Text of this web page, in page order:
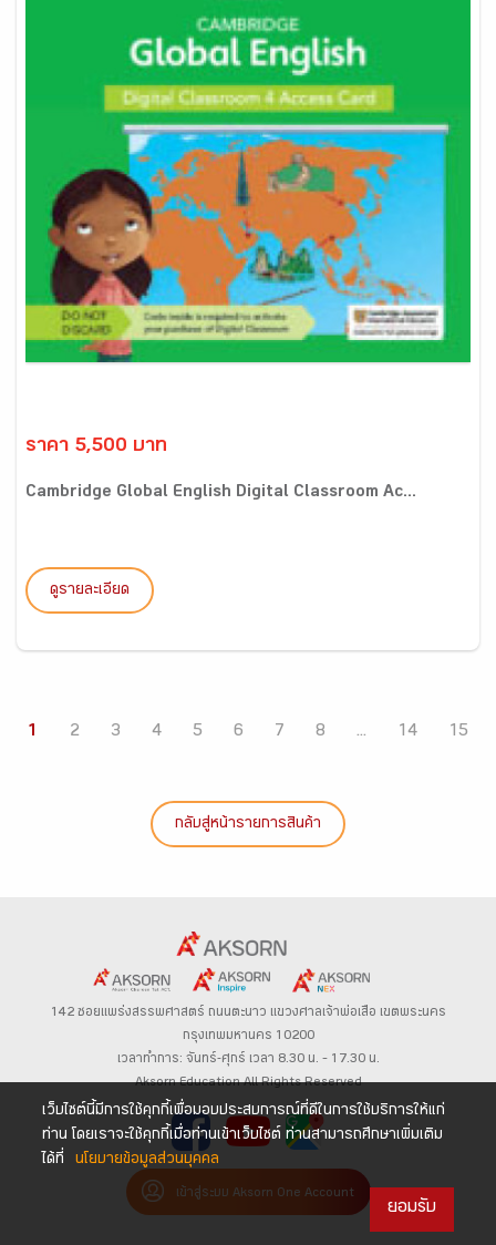
ราคา 5,500 บาท
Cambridge Global English Digital Classroom Ac...
ดูรายละเอียด
1 2 3 4 5 6 7 8 ... 14 15
กลับสู่หน้ารายการสินค้า
142 ซอยแพร่งสรรพศาสตร์ ถนนตะนาว แขวงศาลเจ้าพ่อเสือ เขตพระนคร
กรุงเทพมหานคร 10200
เวลาทำการ: จันทร์-ศุกร์ เวลา 8.30 น. – 17.30 น.
Aksorn Education All Rights Reserved
เข้าสู่ระบบ Aksorn One Account
เว็บไซต์นี้มีการใช้คุกกี้เพื่อมอบประสบการณ์ที่ดีในการใช้บริการให้แก่
ท่าน โดยเราจะใช้คุกกี้เมื่อท่านเข้าเว็บไซต์ ท่านสามารถศึกษาเพิ่มเติม
ได้ที่
นโยบายข้อมูลส่วนบุคคล
ยอมรับ